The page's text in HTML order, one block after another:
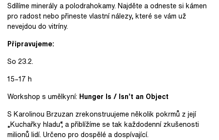
Sdílíme minerály a polodrahokamy. Najděte a odneste si kámen
pro radost nebo přineste vlastní nálezy, které se vám už
nevejdou do vitríny.
Připravujeme:
So 23.2.
15–17 h
Workshop s umělkyní: Hunger Is / Isn’t an Object
S Karolinou Brzuzan zrekonstruujeme několik pokrmů z její
„Kuchařky hladu“, a přiblížíme se tak každodenní zkušenosti
milionů lidí. Určeno pro dospělé a dospívající.